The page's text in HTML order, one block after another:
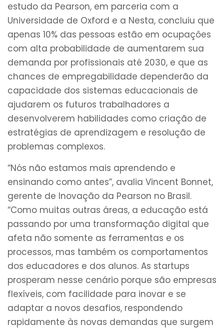
estudo da Pearson, em parceria com a
Universidade de Oxford e a Nesta, concluiu que
apenas 10% das pessoas estão em ocupações
com alta probabilidade de aumentarem sua
demanda por profissionais até 2030, e que as
chances de empregabilidade dependerão da
capacidade dos sistemas educacionais de
ajudarem os futuros trabalhadores a
desenvolverem habilidades como criação de
estratégias de aprendizagem e resolução de
problemas complexos.
“Nós não estamos mais aprendendo e
ensinando como antes”, avalia Vincent Bonnet,
gerente de Inovação da Pearson no Brasil.
“Como muitas outras áreas, a educação está
passando por uma transformação digital que
afeta não somente as ferramentas e os
processos, mas também os comportamentos
dos educadores e dos alunos. As startups
prosperam nesse cenário porque são empresas
flexíveis, com facilidade para inovar e se
adaptar a novos desafios, respondendo
rapidamente às novas demandas que surgem